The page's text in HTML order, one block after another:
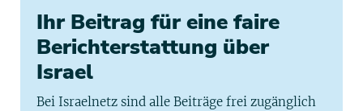
Ihr Beitrag für eine faire
Berichterstattung über
Israel
Bei Israelnetz sind alle Beiträge frei zugänglich